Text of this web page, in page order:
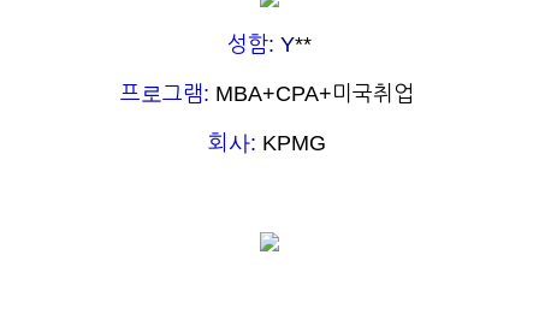
성함: Y**
프로그램: MBA+CPA+미국취업
회사: KPMG